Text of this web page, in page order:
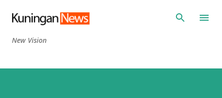
Langsung ke konten utama
New Vision